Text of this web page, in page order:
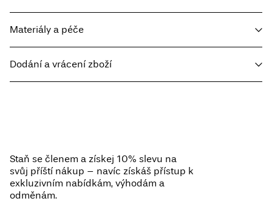
Materiály a péče
Dodání a vrácení zboží
Pick up at Service Point (Packeta)
Staň se členem a získej 10% slevu na
svůj příští nákup – navíc získáš přístup k
exkluzivním nabídkám, výhodám a
odměnám.